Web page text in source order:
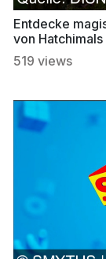
Entdecke
von
erleben!
519 views